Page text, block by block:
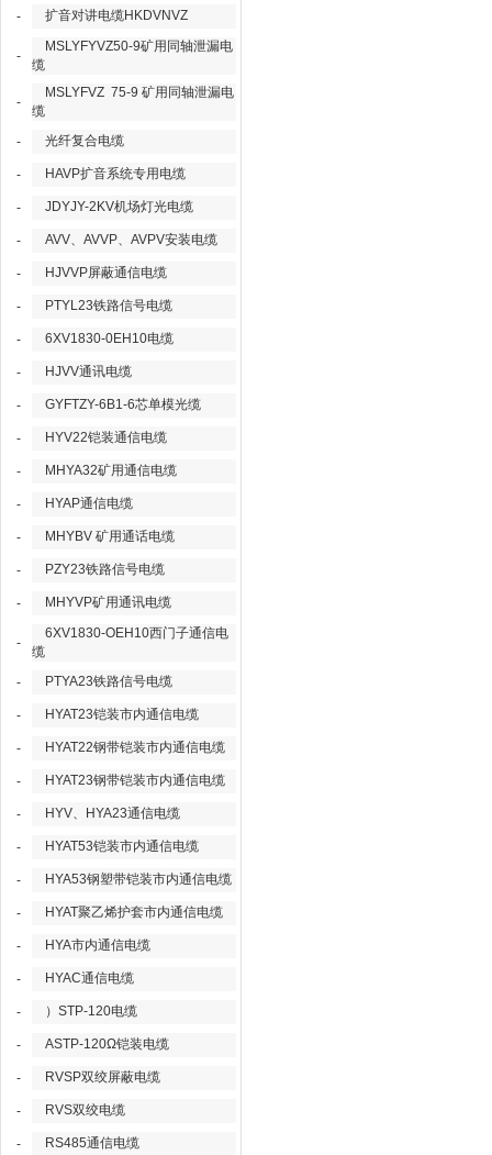
- 扩音对讲电缆HKDVNVZ
-
MSLYFYVZ50-9矿用同轴泄漏电
缆
-
MSLYFVZ 75-9 矿用同轴泄漏电
缆
-
光纤复合电缆
- HAVP扩音系统专用电缆
- JDYJY-2KV机场灯光电缆
- AVV、AVVP、AVPV安装电缆
- HJVVP屏蔽通信电缆
- PTYL23铁路信号电缆
- 6XV1830-0EH10电缆
- HJVV通讯电缆
- GYFTZY-6B1-6芯单模光缆
- HYV22铠装通信电缆
- MHYA32矿用通信电缆
- HYAP通信电缆
- MHYBV 矿用通话电缆
- PZY23铁路信号电缆
- MHYVP矿用通讯电缆
-
6XV1830-OEH10西门子通信电
缆
-
PTYA23铁路信号电缆
- HYAT23铠装市内通信电缆
- HYAT22钢带铠装市内通信电缆
- HYAT23钢带铠装市内通信电缆
- HYV、HYA23通信电缆
- HYAT53铠装市内通信电缆
- HYA53钢塑带铠装市内通信电缆
- HYAT聚乙烯护套市内通信电缆
- HYA市内通信电缆
- HYAC通信电缆
- ）STP-120电缆
- ASTP-120Ω铠装电缆
- RVSP双绞屏蔽电缆
- RVS双绞电缆
- RS485通信电缆